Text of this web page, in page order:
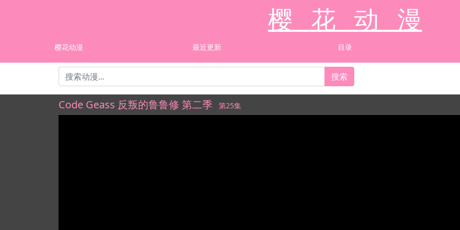
樱 花 动 漫
樱花动漫 最近更新 目录
搜索
Code Geass 反叛的鲁鲁修 第二季 第25集